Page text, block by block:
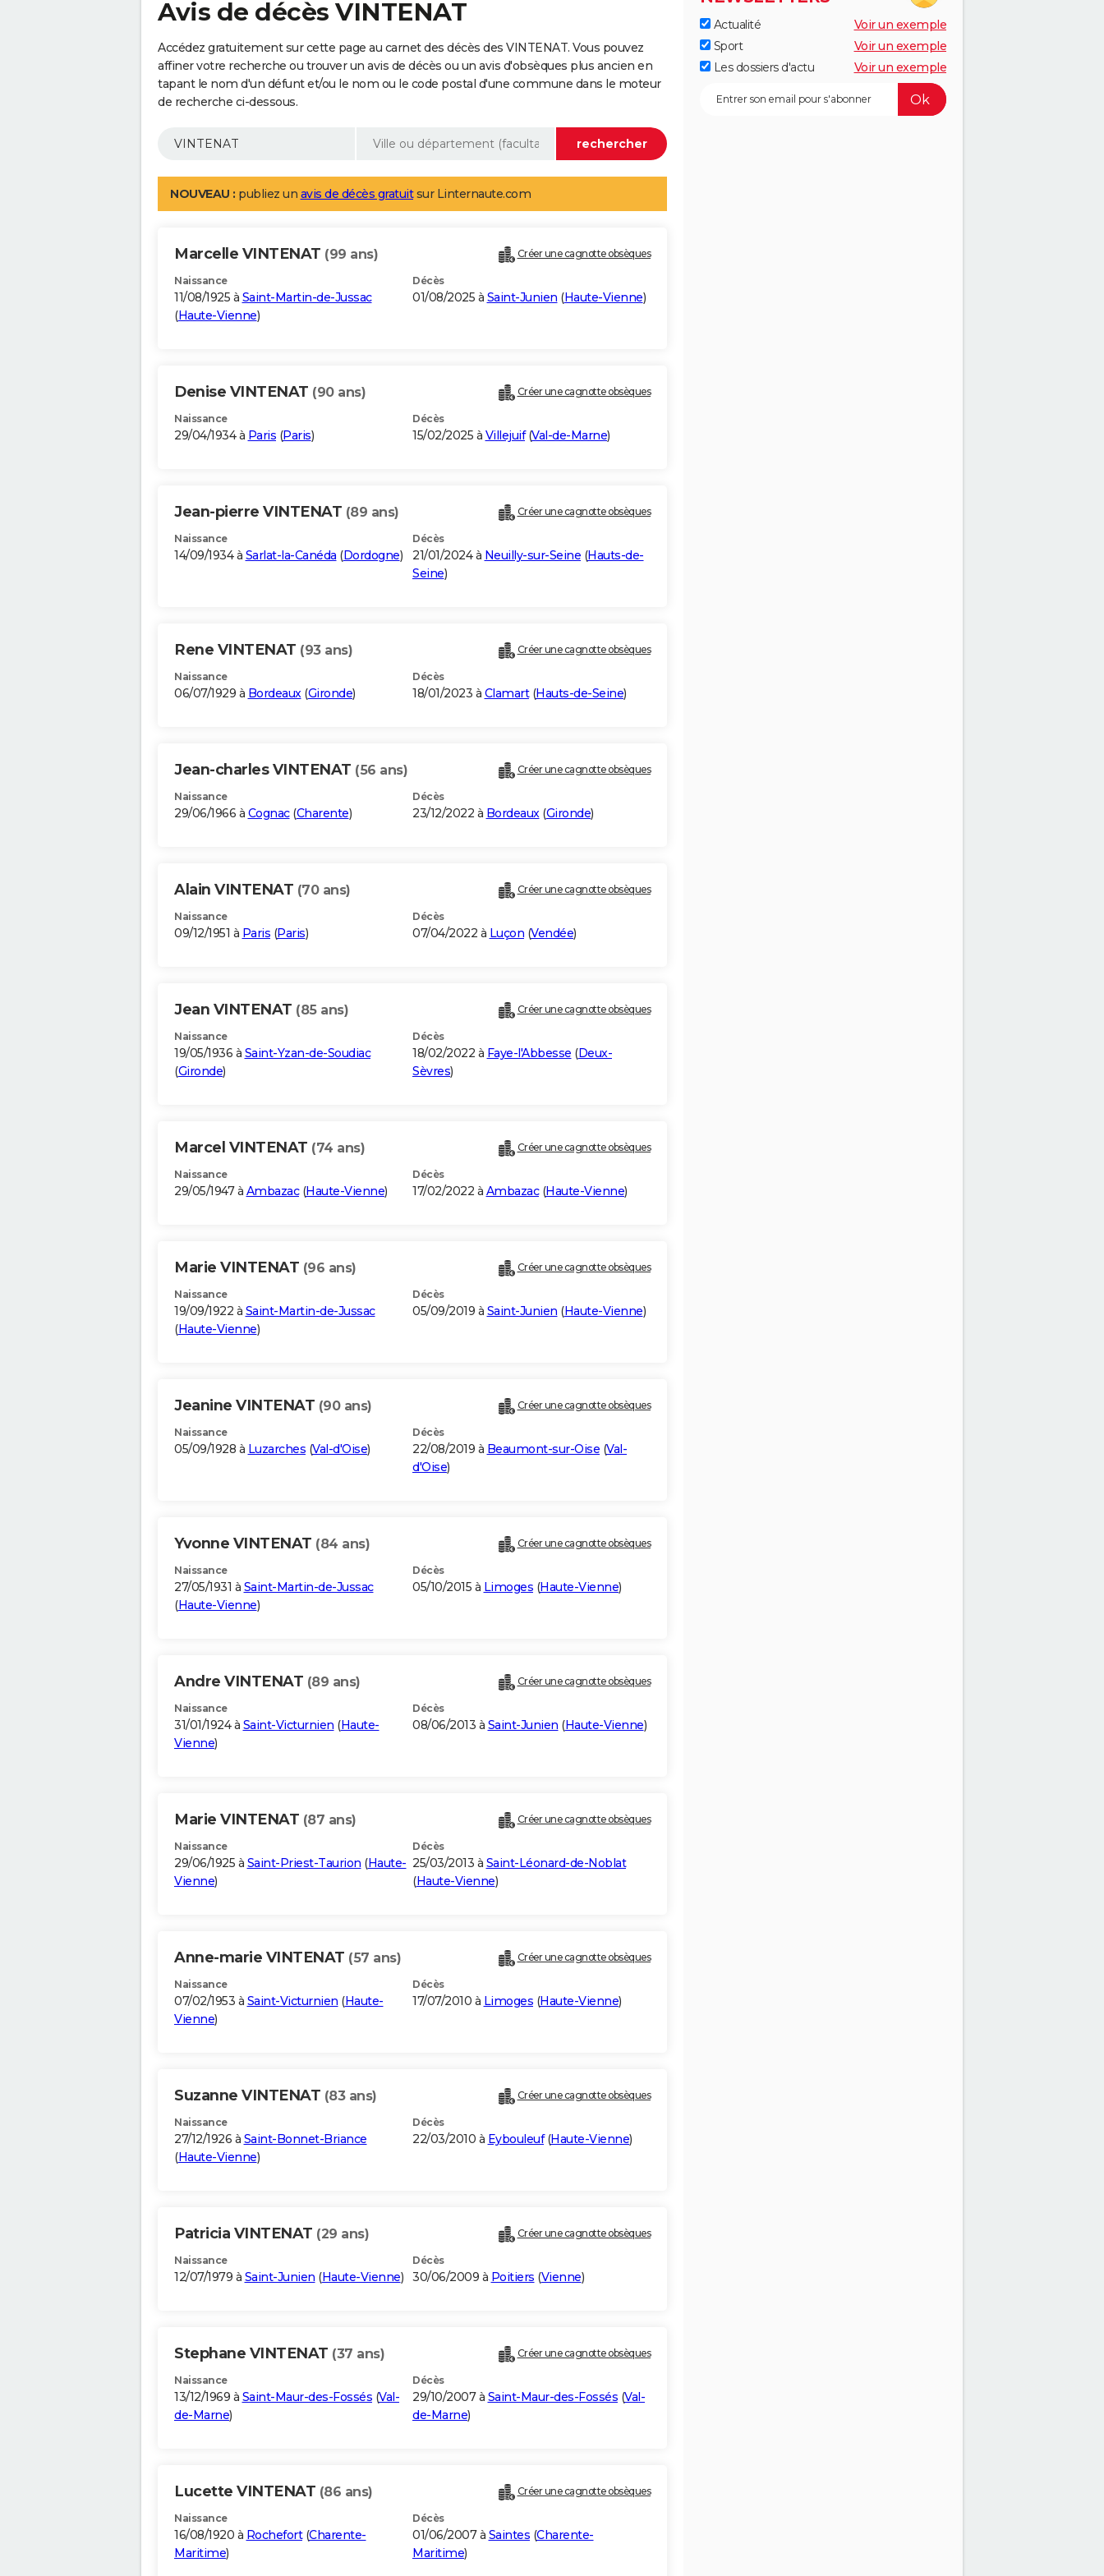
Avis de décès VINTENAT
Accédez gratuitement sur cette page au carnet des décès des VINTENAT. Vous pouvez
affiner votre recherche ou trouver un avis de décès ou un avis d'obsèques plus ancien en
tapant le nom d'un défunt et/ou le nom ou le code postal d'une commune dans le moteur
de recherche ci-dessous.
NOUVEAU : publiez un avis de décès gratuitsur Linternaute.com
Marcelle VINTENAT (99 ans) Créer une cagnotte obsèques
Naissance
11/08/1925 à Saint-Martin-de-Jussac
(Haute-Vienne)
Décès
01/08/2025 à Saint-Junien (Haute-Vienne)
Denise VINTENAT (90 ans) Créer une cagnotte obsèques
Naissance
29/04/1934 à Paris (Paris)
Décès
15/02/2025 à Villejuif(Val-de-Marne)
Jean-pierre VINTENAT (89 ans) Créer une cagnotte obsèques
Naissance
14/09/1934 à Sarlat-la-Canéda (Dordogne)
Décès
21/01/2024 à Neuilly-sur-Seine (Hauts-de-
Seine)
Rene VINTENAT (93 ans) Créer une cagnotte obsèques
Naissance
06/07/1929 à Bordeaux(Gironde)
Décès
18/01/2023 à Clamart(Hauts-de-Seine)
Jean-charles VINTENAT (56 ans) Créer une cagnotte obsèques
Naissance
29/06/1966 à Cognac(Charente)
Décès
23/12/2022 à Bordeaux(Gironde)
Alain VINTENAT (70 ans) Créer une cagnotte obsèques
Naissance
09/12/1951 à Paris (Paris)
Décès
07/04/2022 à Luçon (Vendée)
Jean VINTENAT (85 ans) Créer une cagnotte obsèques
Naissance
19/05/1936 à Saint-Yzan-de-Soudiac
(Gironde)
Décès
18/02/2022 à Faye-l'Abbesse (Deux-
Sèvres)
Marcel VINTENAT (74 ans) Créer une cagnotte obsèques
Naissance
29/05/1947 à Ambazac(Haute-Vienne)
Décès
17/02/2022 à Ambazac(Haute-Vienne)
Marie VINTENAT (96 ans) Créer une cagnotte obsèques
Naissance
19/09/1922 à Saint-Martin-de-Jussac
(Haute-Vienne)
Décès
05/09/2019 à Saint-Junien (Haute-Vienne)
Jeanine VINTENAT (90 ans) Créer une cagnotte obsèques
Naissance
05/09/1928 à Luzarches (Val-d'Oise)
Décès
22/08/2019 à Beaumont-sur-Oise (Val-
d'Oise)
Yvonne VINTENAT (84 ans) Créer une cagnotte obsèques
Naissance
27/05/1931 à Saint-Martin-de-Jussac
(Haute-Vienne)
Décès
05/10/2015 à Limoges (Haute-Vienne)
Andre VINTENAT (89 ans) Créer une cagnotte obsèques
Naissance
31/01/1924 à Saint-Victurnien (Haute-
Vienne)
Décès
08/06/2013 à Saint-Junien (Haute-Vienne)
Marie VINTENAT (87 ans) Créer une cagnotte obsèques
Naissance
29/06/1925 à Saint-Priest-Taurion (Haute-
Vienne)
Décès
25/03/2013 à Saint-Léonard-de-Noblat
(Haute-Vienne)
Anne-marie VINTENAT (57 ans) Créer une cagnotte obsèques
Naissance
07/02/1953 à Saint-Victurnien (Haute-
Vienne)
Décès
17/07/2010 à Limoges (Haute-Vienne)
Suzanne VINTENAT (83 ans) Créer une cagnotte obsèques
Naissance
27/12/1926 à Saint-Bonnet-Briance
(Haute-Vienne)
Décès
22/03/2010 à Eybouleuf(Haute-Vienne)
Patricia VINTENAT (29 ans) Créer une cagnotte obsèques
Naissance
12/07/1979 à Saint-Junien (Haute-Vienne)
Décès
30/06/2009 à Poitiers (Vienne)
Stephane VINTENAT (37 ans) Créer une cagnotte obsèques
Naissance
13/12/1969 à Saint-Maur-des-Fossés (Val-
de-Marne)
Décès
29/10/2007 à Saint-Maur-des-Fossés (Val-
de-Marne)
Lucette VINTENAT (86 ans) Créer une cagnotte obsèques
Naissance
16/08/1920 à Rochefort(Charente-
Maritime)
Décès
01/06/2007 à Saintes (Charente-
Maritime)
Actualité
Voir un exemple
Sport
Voir un exemple
Les dossiers d'actu
Voir un exemple